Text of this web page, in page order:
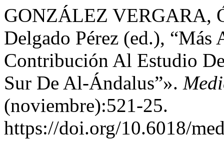
GONZÁLEZ VERGARA,
Delgado Pérez (ed.),
Contribución Al Estudio
Sur De Al-Ándalus”».
(noviembre):521-25.
https://doi.org/10.6018/